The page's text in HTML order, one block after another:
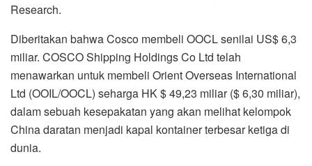
Research.
Diberitakan bahwa Cosco membeli OOCL senilai US$ 6,3
miliar. COSCO Shipping Holdings Co Ltd telah
menawarkan untuk membeli Orient Overseas International
Ltd (OOIL/OOCL) seharga HK $ 49,23 miliar ($ 6,30 miliar),
dalam sebuah kesepakatan yang akan melihat kelompok
China daratan menjadi kapal kontainer terbesar ketiga di
dunia.